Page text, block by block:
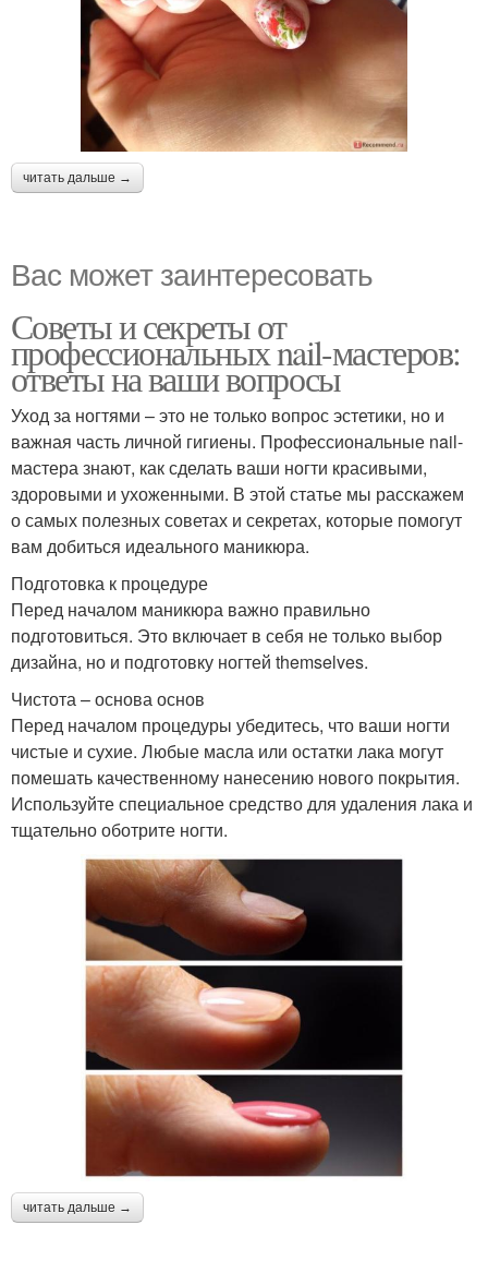
читать дальше →
Вас может заинтересовать
Советы и секреты от
профессиональных nail-мастеров:
ответы на ваши вопросы
Уход за ногтями – это не только вопрос эстетики, но и
важная часть личной гигиены. Профессиональные nail-
мастера знают, как сделать ваши ногти красивыми,
здоровыми и ухоженными. В этой статье мы расскажем
о самых полезных советах и секретах, которые помогут
вам добиться идеального маникюра.
Подготовка к процедуре
Перед началом маникюра важно правильно
подготовиться. Это включает в себя не только выбор
дизайна, но и подготовку ногтей themselves.
Чистота – основа основ
Перед началом процедуры убедитесь, что ваши ногти
чистые и сухие. Любые масла или остатки лака могут
помешать качественному нанесению нового покрытия.
Используйте специальное средство для удаления лака и
тщательно оботрите ногти.
читать дальше →